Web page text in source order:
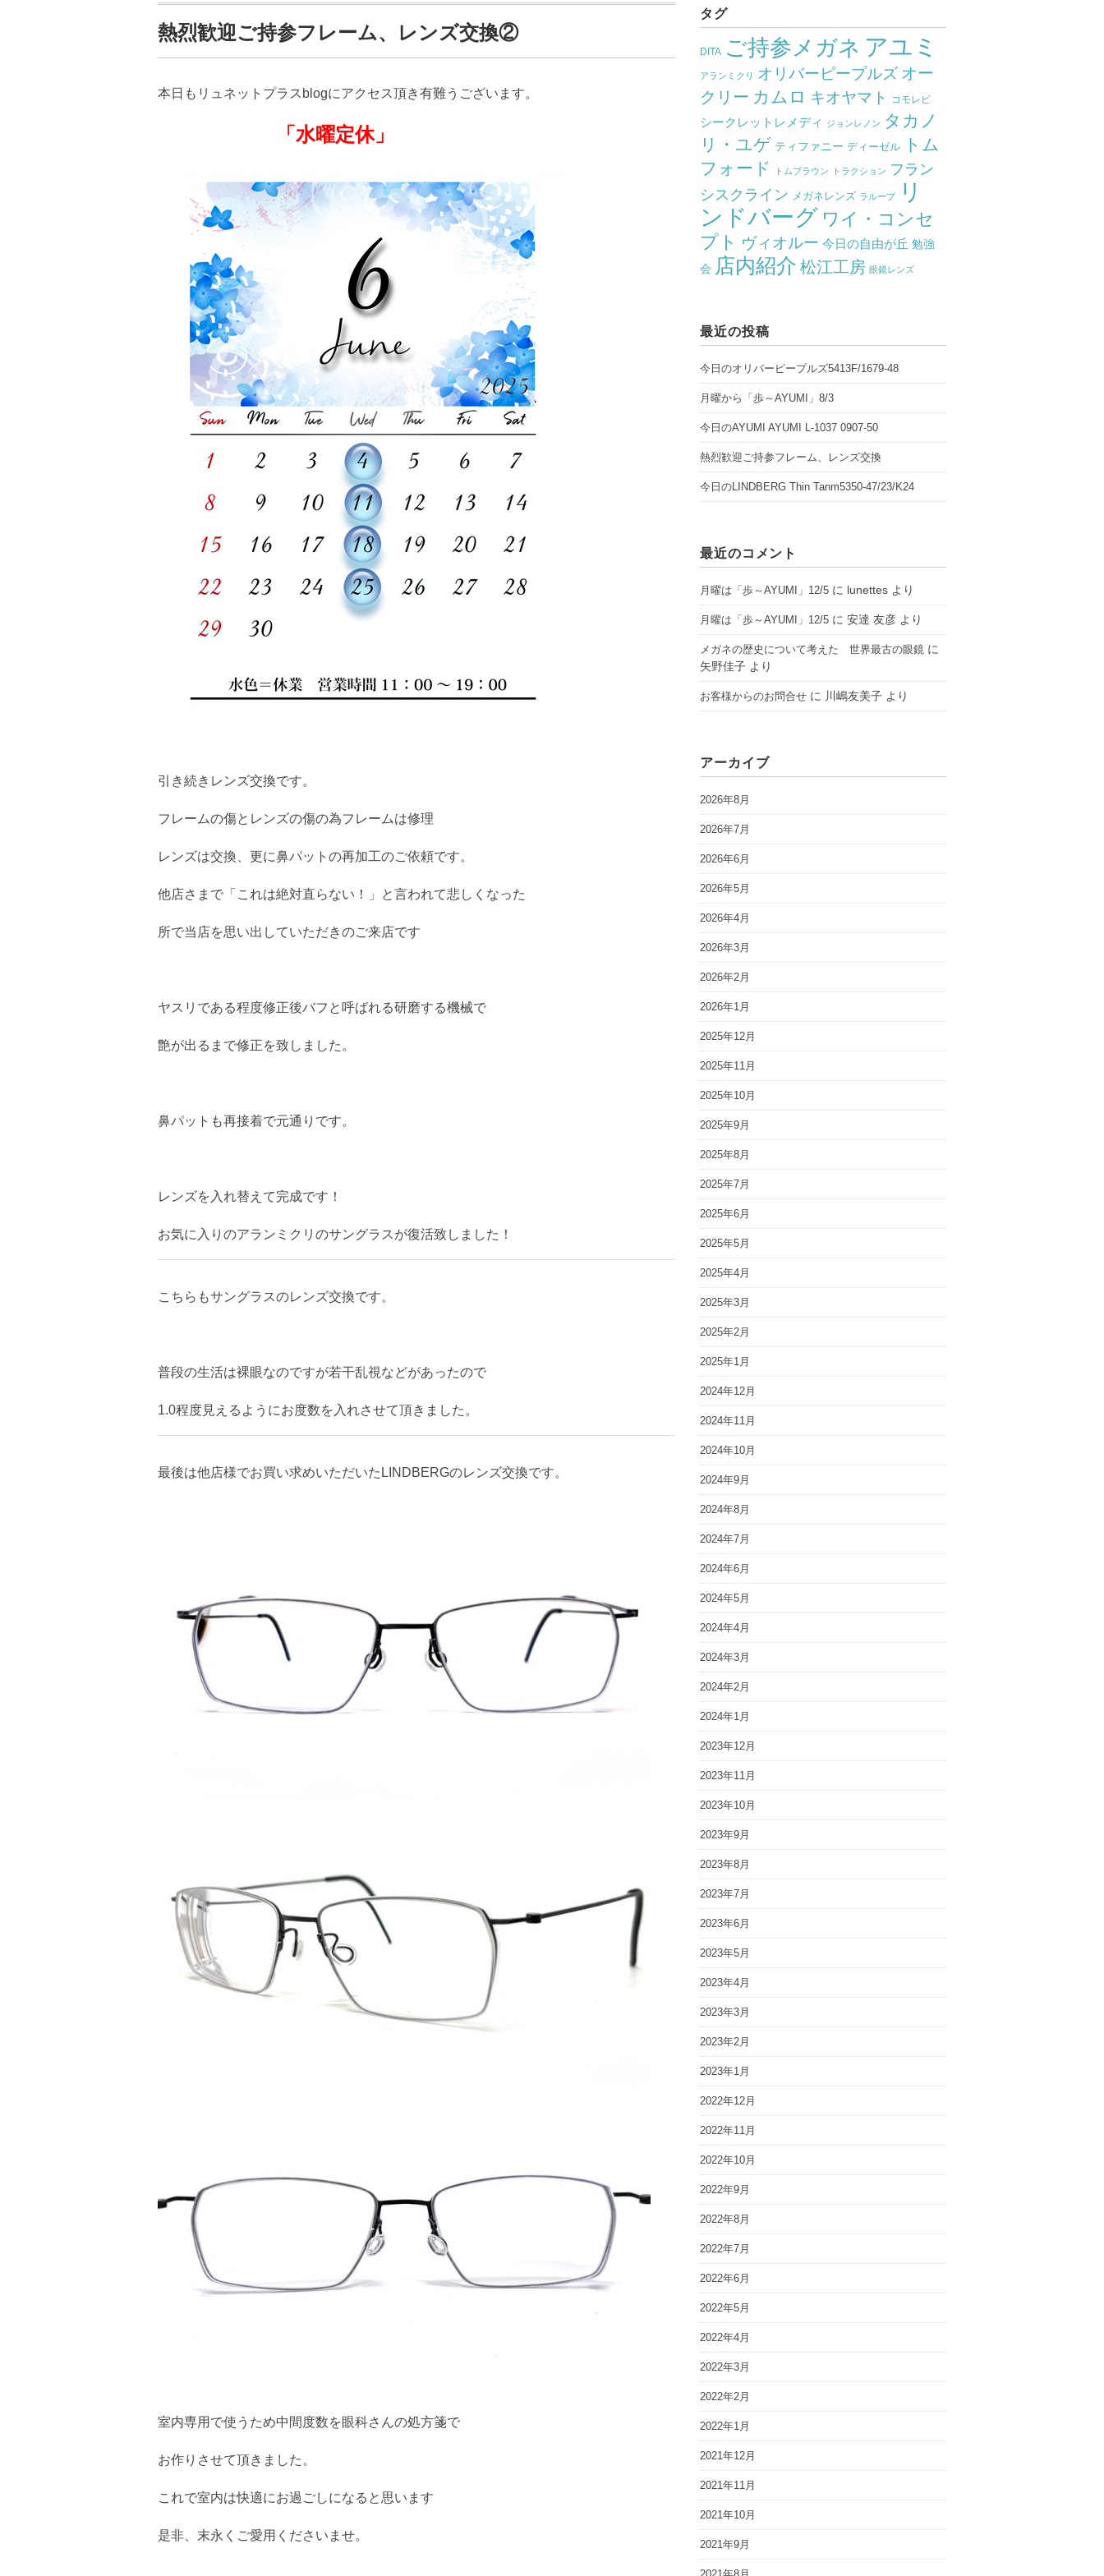
熱烈歓迎ご持参フレーム、レンズ交換②
本日もリュネットプラスblogにアクセス頂き有難うございます。
「水曜定休」
引き続きレンズ交換です。
フレームの傷とレンズの傷の為フレームは修理
レンズは交換、更に鼻パットの再加工のご依頼です。
他店さまで「これは絶対直らない！」と言われて悲しくなった
所で当店を思い出していただきのご来店です
ヤスリである程度修正後バフと呼ばれる研磨する機械で
艶が出るまで修正を致しました。
鼻パットも再接着で元通りです。
レンズを入れ替えて完成です！
お気に入りのアランミクリのサングラスが復活致しました！
こちらもサングラスのレンズ交換です。
普段の生活は裸眼なのですが若干乱視などがあったので
1.0程度見えるようにお度数を入れさせて頂きました。
最後は他店様でお買い求めいただいたLINDBERGのレンズ交換です。
室内専用で使うため中間度数を眼科さんの処方箋で
お作りさせて頂きました。
これで室内は快適にお過ごしになると思います
是非、末永くご愛用くださいませ。
タグ
DITA ご持参メガネ アユミ
アランミクリ オリバーピープルズ オー
クリー カムロ キオヤマト コモレビ
シークレットレメディ ジョンレノン タカノ
リ・ユゲ ティファニー ディーゼル
トム
フォード
トムブラウン トラクション フラン
シスクライン メガネレンズ ラループ
リ
ンドバーグ ワイ・コンセ
プト ヴィオルー 今日の自由が丘 勉強
会 店内紹介 松江工房 眼鏡レンズ
最近の投稿
今日のオリバーピープルズ5413F/1679-48
月曜から「歩～AYUMI」8/3
今日のAYUMI AYUMI L-1037 0907-50
熱烈歓迎ご持参フレーム、レンズ交換
今日のLINDBERG Thin Tanm5350-47/23/K24
最近のコメント
月曜は「歩～AYUMI」12/5 に lunettes より
月曜は「歩～AYUMI」12/5 に安達 友彦 より
メガネの歴史について考えた 世界最古の眼鏡 に
矢野佳子 より
お客様からのお問合せ に 川嶋友美子 より
アーカイブ
2026年8月
2026年7月
2026年6月
2026年5月
2026年4月
2026年3月
2026年2月
2026年1月
2025年12月
2025年11月
2025年10月
2025年9月
2025年8月
2025年7月
2025年6月
2025年5月
2025年4月
2025年3月
2025年2月
2025年1月
2024年12月
2024年11月
2024年10月
2024年9月
2024年8月
2024年7月
2024年6月
2024年5月
2024年4月
2024年3月
2024年2月
2024年1月
2023年12月
2023年11月
2023年10月
2023年9月
2023年8月
2023年7月
2023年6月
2023年5月
2023年4月
2023年3月
2023年2月
2023年1月
2022年12月
2022年11月
2022年10月
2022年9月
2022年8月
2022年7月
2022年6月
2022年5月
2022年4月
2022年3月
2022年2月
2022年1月
2021年12月
2021年11月
2021年10月
2021年9月